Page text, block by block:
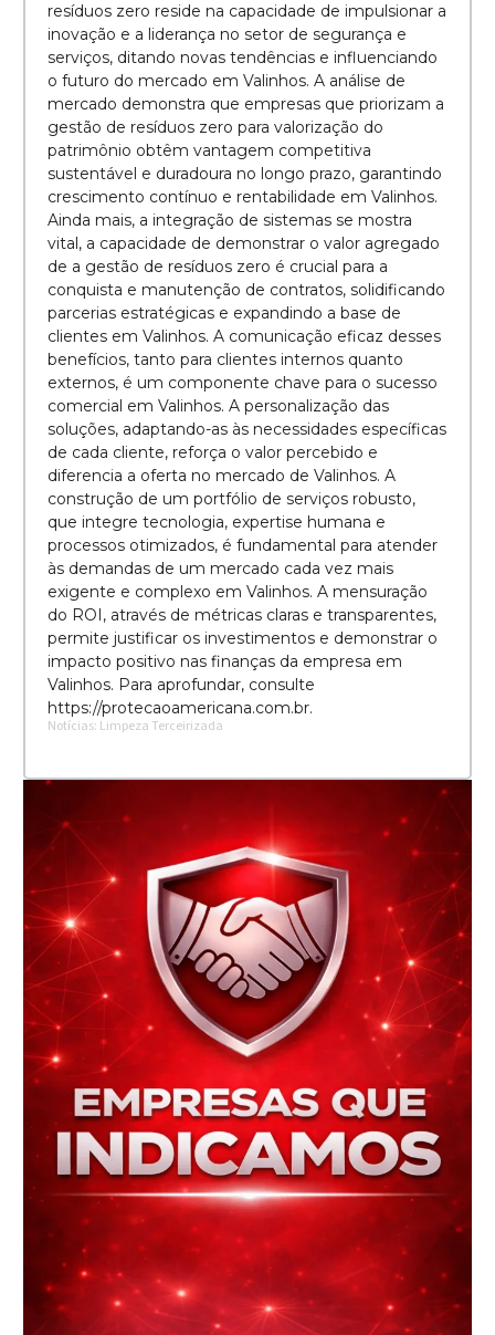
resíduos zero reside na capacidade de impulsionar a
inovação e a liderança no setor de segurança e
serviços, ditando novas tendências e influenciando
o futuro do mercado em Valinhos. A análise de
mercado demonstra que empresas que priorizam a
gestão de resíduos zero para valorização do
patrimônio obtêm vantagem competitiva
sustentável e duradoura no longo prazo, garantindo
crescimento contínuo e rentabilidade em Valinhos.
Ainda mais, a integração de sistemas se mostra
vital, a capacidade de demonstrar o valor agregado
de a gestão de resíduos zero é crucial para a
conquista e manutenção de contratos, solidificando
parcerias estratégicas e expandindo a base de
clientes em Valinhos. A comunicação eficaz desses
benefícios, tanto para clientes internos quanto
externos, é um componente chave para o sucesso
comercial em Valinhos. A personalização das
soluções, adaptando-as às necessidades específicas
de cada cliente, reforça o valor percebido e
diferencia a oferta no mercado de Valinhos. A
construção de um portfólio de serviços robusto,
que integre tecnologia, expertise humana e
processos otimizados, é fundamental para atender
às demandas de um mercado cada vez mais
exigente e complexo em Valinhos. A mensuração
do ROI, através de métricas claras e transparentes,
permite justificar os investimentos e demonstrar o
impacto positivo nas finanças da empresa em
Valinhos. Para aprofundar, consulte
https://protecaoamericana.com.br.
Notícias: Limpeza Terceirizada